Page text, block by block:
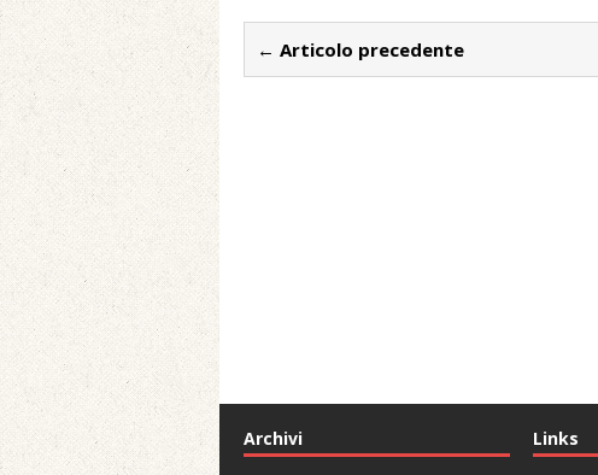
← Articolo precedente
Archivi Links